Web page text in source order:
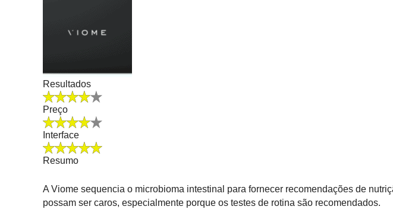
Resultados
Preço
Interface
Resumo
A Viome sequencia o microbioma intestinal para fornecer recomendações de
possam ser caros, especialmente porque os testes de rotina são recomendados.